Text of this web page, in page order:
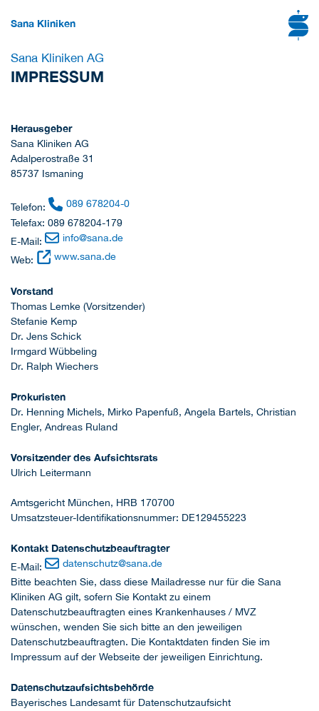
Sana Kliniken
Sana Kliniken AG
IMPRESSUM
Herausgeber
Sana Kliniken AG
Adalperostraße 31
85737 Ismaning
Telefon:
089 678204-0
Telefax: 089 678204-179
E-Mail:
info@sana.de
Web:
www.sana.de
Vorstand
Thomas Lemke (Vorsitzender)
Stefanie Kemp
Dr. Jens Schick
Irmgard Wübbeling
Dr. Ralph Wiechers
Prokuristen
Dr. Henning Michels, Mirko Papenfuß, Angela Bartels, Christian
Engler, Andreas Ruland
Vorsitzender des Aufsichtsrats
Ulrich Leitermann
Amtsgericht München, HRB 170700
Umsatzsteuer-Identifikationsnummer: DE129455223
Kontakt Datenschutzbeauftragter
E-Mail: datenschutz@sana.de
Bitte beachten Sie, dass diese Mailadresse nur für die Sana
Kliniken AG gilt, sofern Sie Kontakt zu einem
Datenschutzbeauftragten eines Krankenhauses / MVZ
wünschen, wenden Sie sich bitte an den jeweiligen
Datenschutzbeauftragten. Die Kontaktdaten finden Sie im
Impressum auf der Webseite der jeweiligen Einrichtung.
Datenschutzaufsichtsbehörde
Bayerisches Landesamt für Datenschutzaufsicht